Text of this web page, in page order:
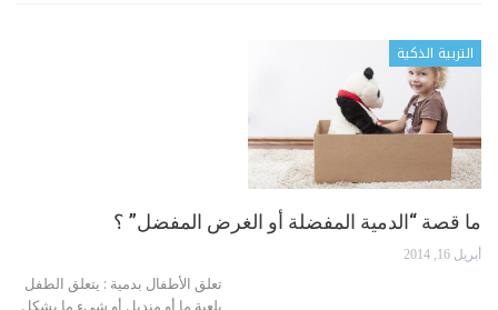
التربية الذكية
ما قصة “الدمية المفضلة أو الغرض المفضل” ؟
أبريل 16, 2014
تعلق الأطفال بدمية : يتعلق الطفل
بلعبة ما أو منديل أو شيء ما بشكل